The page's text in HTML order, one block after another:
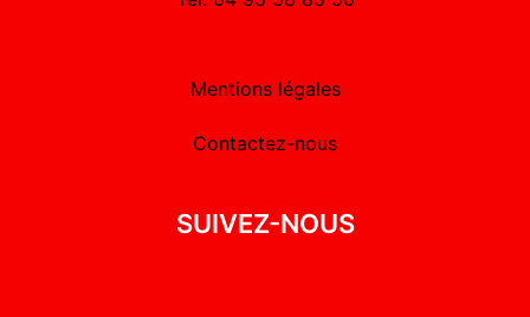
Mentions légales
Contactez-nous
SUIVEZ-NOUS